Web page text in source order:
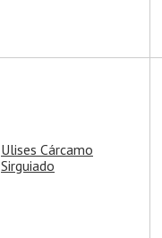
Ulises Cárcamo
Sirguiado